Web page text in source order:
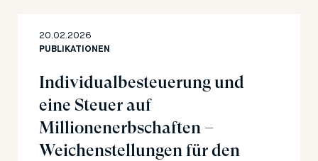
20.02.2026
PUBLIKATIONEN
Individualbesteuerung und
eine Steuer auf
Millionenerbschaften –
Weichenstellungen für den